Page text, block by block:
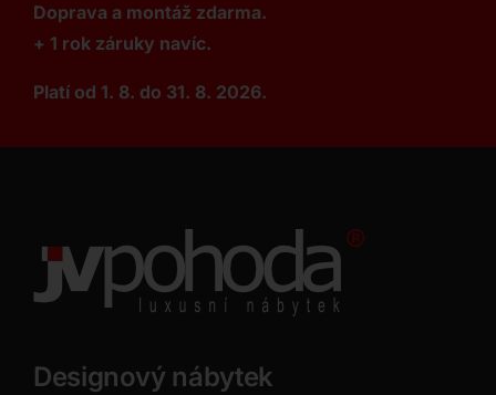
Doprava a montáž zdarma.
+ 1 rok záruky navíc.
Platí od 1. 8. do 31. 8. 2026.
Designový nábytek